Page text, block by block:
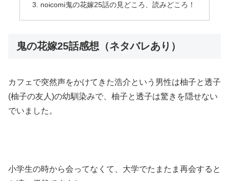
noicomi鬼の花嫁25話の見どころ、読みどころ！
鬼の花嫁25話感想（ネタバレあり）
カフェで突然声をかけてきた浩介という男性は柚子と透子
(柚子の友人)の幼馴染みで、柚子と透子は驚きを隠せない
でいました。
小学生の時から会ってなくて、大学でたまたま再会すると